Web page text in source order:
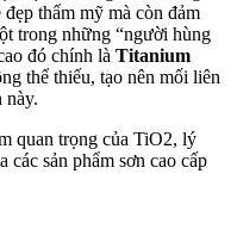
thẩm mỹ mà còn đảm
trong những “người hùng
đó chính là Titanium
thể thiếu, tạo nên mối liên
này.
quan trọng của TiO2, lý
sản phẩm sơn cao cấp